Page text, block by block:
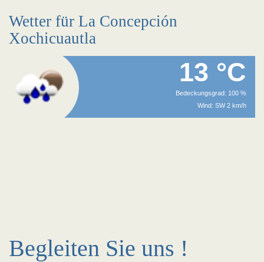
Wetter für La Concepción
Xochicuautla
13 °C
Bedeckungsgrad: 100 %
Wind: SW 2 km/h
Begleiten Sie uns !